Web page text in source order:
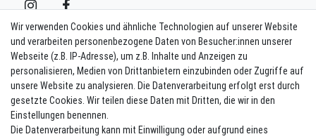
Vertrag widerrufen Kontakt
Newsletter eintragen
Melde Dich an um alle Vorteile zu genießen. Plus 10 EUR Gutschein für
die Newsletteranmeldung, einlösbar ab 75 EUR Warenwert!
Wir verwenden Cookies und ähnliche Technologien auf unserer Website
und verarbeiten personenbezogene Daten von Besucher:innen unserer
Webseite (z.B. IP-Adresse), um z.B. Inhalte und Anzeigen zu
personalisieren, Medien von Drittanbietern einzubinden oder Zugriffe auf
unsere Website zu analysieren. Die Datenverarbeitung erfolgt erst durch
gesetzte Cookies. Wir teilen diese Daten mit Dritten, die wir in den
Einstellungen benennen.
Die Datenverarbeitung kann mit Einwilligung oder aufgrund eines